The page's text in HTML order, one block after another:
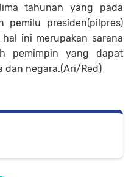
tahunan yang pada
pemilu presiden(pilpres)
ini merupakan sarana
pemimpin yang dapat
dan negara.(Ari/Red)